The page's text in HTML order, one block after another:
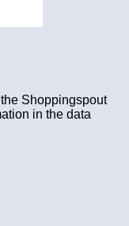
Shoppingspout
in the data